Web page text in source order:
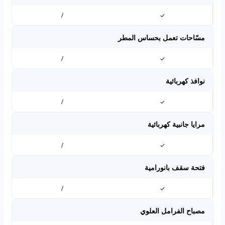
✓
/
مسّاحات تعمل بحساس المطر
✓
/
نوافذ كهربائية
✓
/
مرايا جانبية كهربائية
✓
/
فتحة سقف بانورامية
✓
/
مصباح الفرامل العلوي